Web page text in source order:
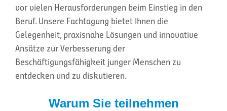
vor vielen Herausforderungen beim Einstieg in den
Beruf. Unsere Fachtagung bietet Ihnen die
Gelegenheit, praxisnahe Lösungen und innovative
Ansätze zur Verbesserung der
Beschäftigungsfähigkeit junger Menschen zu
entdecken und zu diskutieren.
Warum Sie teilnehmen